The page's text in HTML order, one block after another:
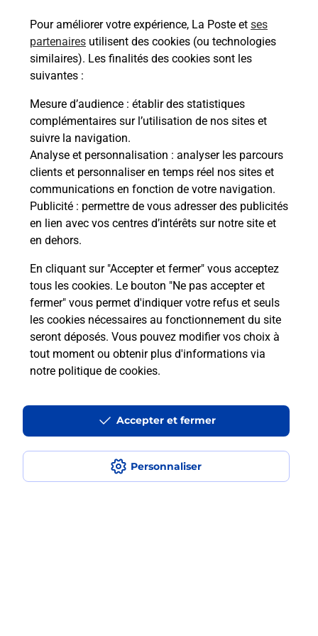
Pour améliorer votre expérience, La Poste et ses
partenaires utilisent des cookies (ou technologies
similaires). Les finalités des cookies sont les
suivantes :
Mesure d’audience : établir des statistiques
complémentaires sur l’utilisation de nos sites et
suivre la navigation.
Analyse et personnalisation : analyser les parcours
clients et personnaliser en temps réel nos sites et
communications en fonction de votre navigation.
Publicité : permettre de vous adresser des publicités
en lien avec vos centres d’intérêts sur notre site et
en dehors.
En cliquant sur "Accepter et fermer" vous acceptez
tous les cookies. Le bouton "Ne pas accepter et
fermer" vous permet d'indiquer votre refus et seuls
les cookies nécessaires au fonctionnement du site
seront déposés. Vous pouvez modifier vos choix à
tout moment ou obtenir plus d'informations via
notre politique de cookies.
Personnaliser
Accepter et fermer
Comment avoir les résultats du code
de la route ?
code de la route ?
Comment s'inscrire au code de la
route ?
Combien de fautes pour le code de la
route ?
En Savoir Plus sur Montpellier
MONTPELLIER MALBOSC DOMAINE D O
Code de la Route